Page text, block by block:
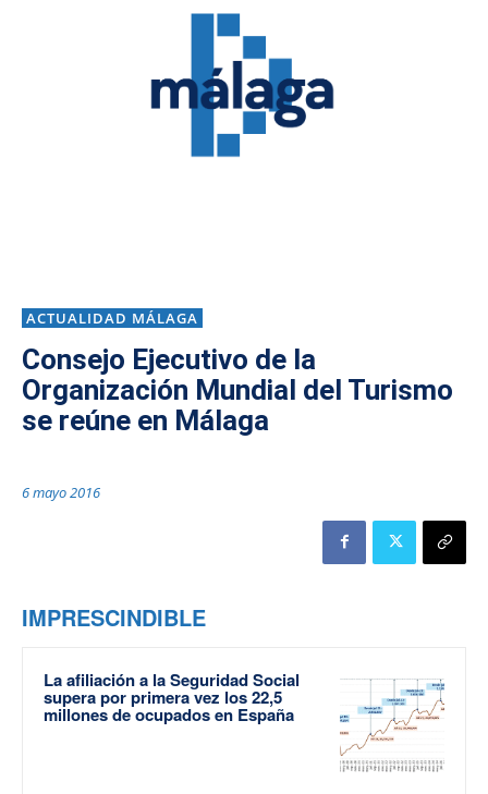
ACTUALIDAD MÁLAGA
Consejo Ejecutivo de la
Organización Mundial del Turismo
se reúne en Málaga
6 mayo 2016
IMPRESCINDIBLE
La afiliación a la Seguridad Social
supera por primera vez los 22,5
millones de ocupados en España